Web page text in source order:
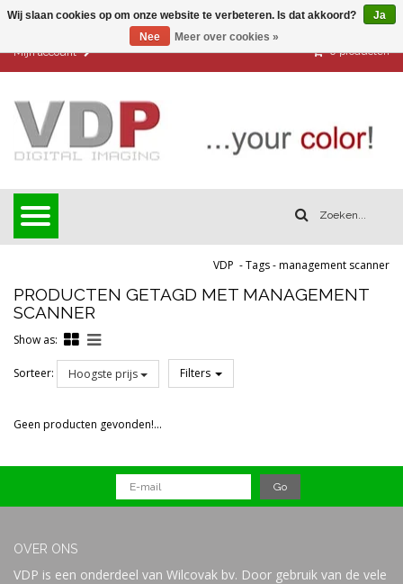
Mijn account 0 producten
VDP -Tags-management scanner
PRODUCTEN GETAGD MET MANAGEMENT
SCANNER
Show as:
Sorteer: Hoogste prijs Filters
Prijs
Geen producten gevonden!...
OVER ONS
VDP is een onderdeel van Wilcovak bv. Door gebruik van de vele
Wij slaan cookies op om onze website te verbeteren. Is dat akkoord?
Ja
Nee
Meer over cookies »